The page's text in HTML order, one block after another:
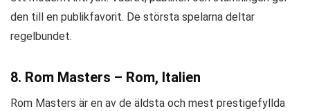
den till en publikfavorit. De största spelarna deltar
regelbundet.
8. Rom Masters – Rom, Italien
Rom Masters är en av de äldsta och mest prestigefyllda